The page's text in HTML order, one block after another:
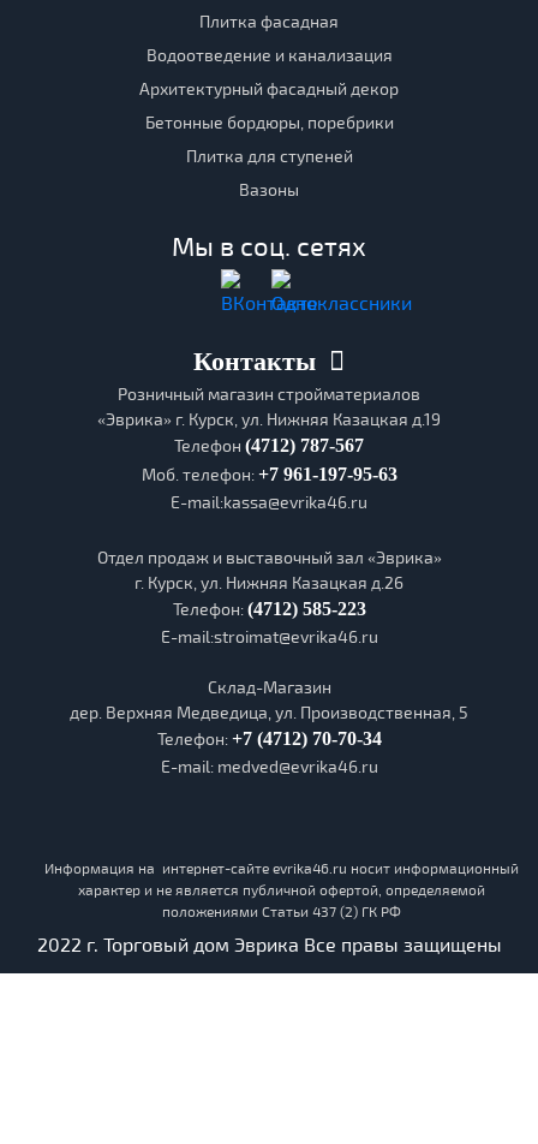
Плитка фасадная
Водоотведение и канализация
Архитектурный фасадный декор
Бетонные бордюры, поребрики
Плитка для ступеней
Вазоны
Мы в соц. сетях
Контакты
Розничный магазин стройматериалов
«Эврика» г. Курск, ул. Нижняя Казацкая д.19
Телефон (4712) 787-567
Моб. телефон:+7 961-197-95-63
E-mail:kassa@evrika46.ru
Отдел продаж и выставочный зал «Эврика»
г. Курск, ул. Нижняя Казацкая д.26
Телефон:(4712) 585-223
E-mail:stroimat@evrika46.ru
Склад-Магазин
дер. Верхняя Медведица, ул. Производственная, 5
Телефон:+7 (4712) 70-70-34
E-mail: medved@evrika46.ru
Информация на интернет-сайте evrika46.ru носит информационный
характер и не является публичной офертой, определяемой
положениями Статьи 437 (2) ГК РФ
2022 г. Торговый дом Эврика Все правы защищены